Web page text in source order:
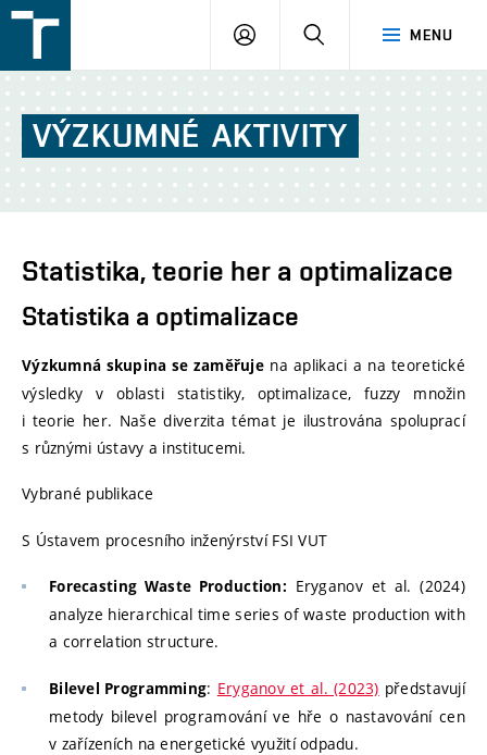
v
Brně
MENU
PŘIHLÁŠENÍ
VÝZKUMNÉ AKTIVITY
Statistika, teorie her a optimalizace
Statistika a optimalizace
Výzkumná skupina se zaměřujena aplikaci a na teoretické
výsledky v oblasti statistiky, optimalizace, fuzzy množin
i teorie her. Naše diverzita témat je ilustrována spoluprací
s různými ústavy a institucemi.
Vybrané publikace
S Ústavem procesního inženýrství FSI VUT
Forecasting Waste Production: Eryganov et al. (2024)
analyze hierarchical time series of waste production with
a correlation structure.
Bilevel Programming: Eryganov et al. (2023) představují
metody bilevel programování ve hře o nastavování cen
v zařízeních na energetické využití odpadu.